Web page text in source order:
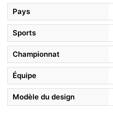
Pays
Sports
Championnat
Équipe
Modèle du design